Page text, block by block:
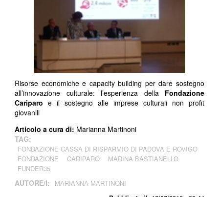
Risorse economiche e capacity building per dare sostegno
all’innovazione culturale: l’esperienza della Fondazione
Cariparo e il sostegno alle imprese culturali non profit
giovanili
Articolo a cura di: Marianna Martinoni
TAG:
FONDAZIONE CASSA DI RISPARMIO DI PADOVA E ROVIGO
FONDAZIONE
CARIPARO
MARINA BASTIANELLO
FUNDER35
AUTORE/I: MARIANNA MARTINONI